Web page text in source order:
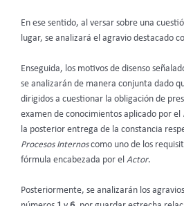
En ese sentido, al versar sobre una
lugar, se analizará el agravio destacado
Enseguida, los motivos de disenso
se analizarán de manera conjunta dado
dirigidos a cuestionar la obligación de
examen de conocimientos aplicado por el
la posterior entrega de la constancia
Procesos Internoscomo uno de los
fórmula encabezada por el Actor.
Posteriormente, se analizarán los